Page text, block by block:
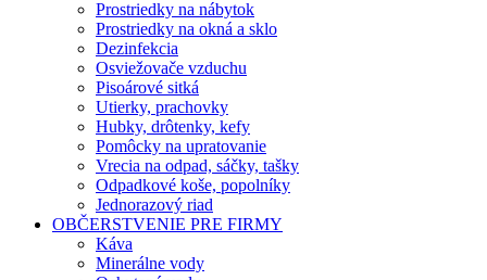
Prostriedky na nábytok
Prostriedky na okná a sklo
Dezinfekcia
Osviežovače vzduchu
Pisoárové sitká
Utierky, prachovky
Hubky, drôtenky, kefy
Pomôcky na upratovanie
Vrecia na odpad, sáčky, tašky
Odpadkové koše, popolníky
Jednorazový riad
OBČERSTVENIE PRE FIRMY
Káva
Minerálne vody